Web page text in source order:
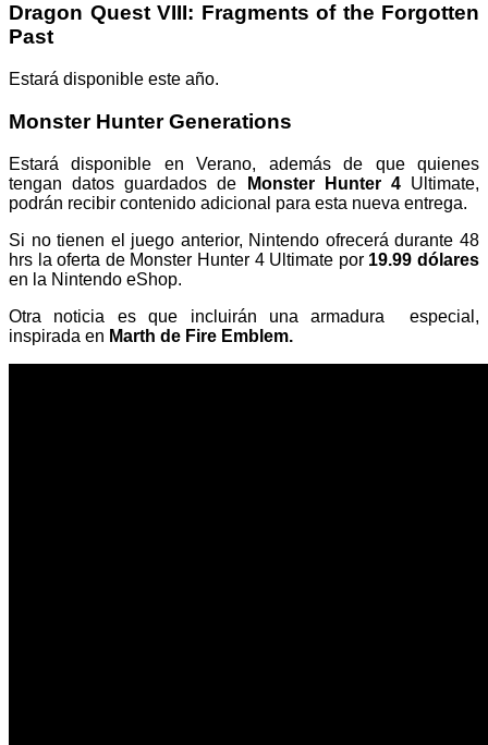
Dragon Quest VIII: Fragments of the Forgotten
Past
Estará disponible este año.
Monster Hunter Generations
Estará disponible en Verano, además de que quienes
tengan datos guardados de
Monster Hunter 4Ultimate,
podrán recibir contenido adicional para esta nueva entrega.
Si no tienen el juego anterior, Nintendo ofrecerá durante 48
hrs la oferta de Monster Hunter 4 Ultimate por 19.99 dólares
en la Nintendo eShop.
Otra noticia es que incluirán una armadura
especial,
inspirada en Marth de Fire Emblem.